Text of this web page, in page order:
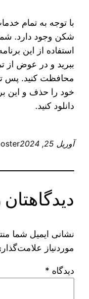
با توجه به تمام
شکن وجود دارد.
استفاده از این
ببرید و در عوض از
محافظت کنید. پس
خود را حذف و این
دانلود کنید.
آوریل 25, 2024
نشانی ایمیل شما
موردنیاز
دیدگاه *